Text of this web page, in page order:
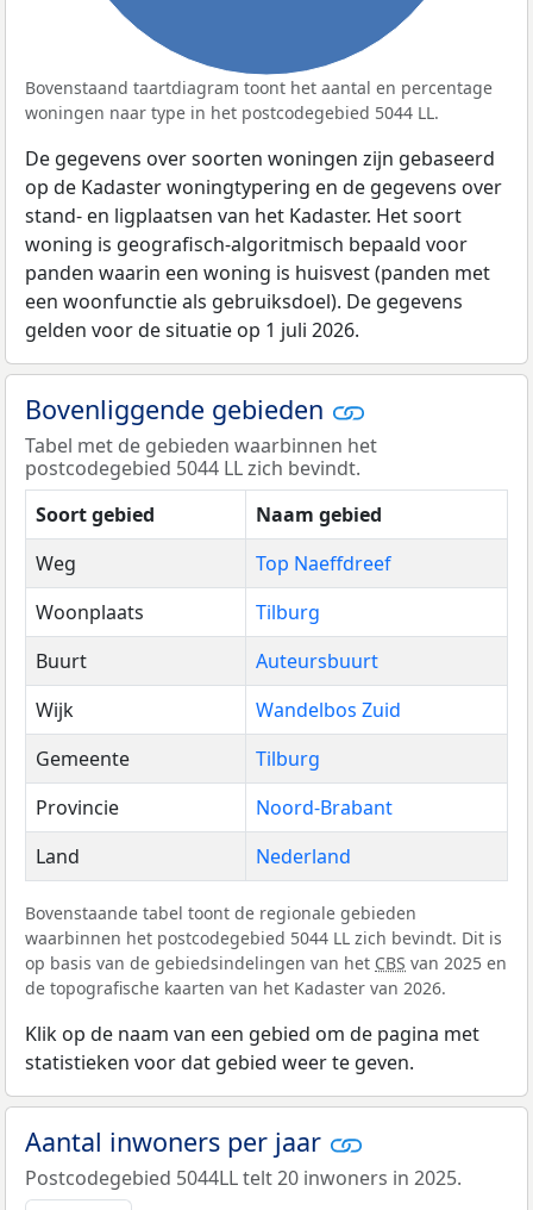
Bovenstaand taartdiagram toont het aantal en percentage
woningen naar type in het postcodegebied 5044 LL.
De gegevens over soorten woningen zijn gebaseerd
op de Kadaster woningtypering en de gegevens over
stand- en ligplaatsen van het Kadaster. Het soort
woning is geografisch-algoritmisch bepaald voor
panden waarin een woning is huisvest (panden met
een woonfunctie als gebruiksdoel). De gegevens
gelden voor de situatie op 1 juli 2026.
Bovenliggende gebieden
Tabel met de gebieden waarbinnen het
postcodegebied 5044 LL zich bevindt.
Soort gebied
Naam gebied
Weg
Top Naeffdreef
Woonplaats
Tilburg
Buurt
Auteursbuurt
Wijk
Wandelbos Zuid
Gemeente
Tilburg
Provincie
Noord-Brabant
Land
Nederland
Bovenstaande tabel toont de regionale gebieden
waarbinnen het postcodegebied 5044 LL zich bevindt. Dit is
op basis van de gebiedsindelingen van het CBS van 2025 en
de topografische kaarten van het Kadaster van 2026.
Klik op de naam van een gebied om de pagina met
statistieken voor dat gebied weer te geven.
Aantal inwoners per jaar
Postcodegebied 5044LL telt 20 inwoners in 2025.